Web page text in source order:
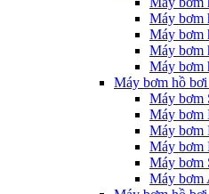
Máy bơm
Máy bơm
Máy bơm
Máy bơm
Máy bơm hồ bơi
Máy bơm
Máy bơm
Máy bơm
Máy bơm
Máy bơm
Máy bơm